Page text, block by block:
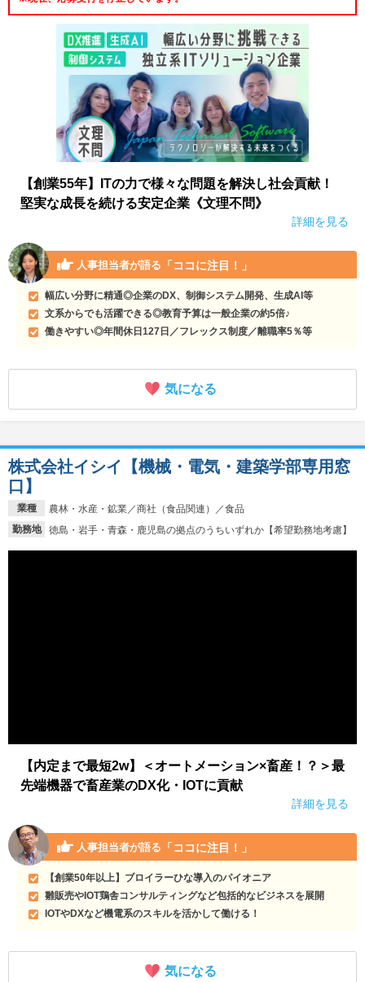
【創業55年】ITの力で様々な問題を解決し社会貢献！
堅実な成長を続ける安定企業《文理不問》
詳細を見る
人事担当者が語る 「ココに注目！」
幅広い分野に精通◎企業のDX、制御システム開発、生成AI等
文系からでも活躍できる◎教育予算は一般企業の約5倍♪
働きやすい◎年間休日127日／フレックス制度／離職率5％等
気になる
業種
農林・水産・鉱業／商社（食品関連）／食品
勤務地
徳島・岩手・青森・鹿児島の拠点のうちいずれか【希望勤務地考慮】
株式会社イシイ【機械・電気・建築学部専用窓
口】
【内定まで最短2w】＜オートメーション×畜産！？＞最
先端機器で畜産業のDX化・IOTに貢献
詳細を見る
人事担当者が語る 「ココに注目！」
【創業50年以上】ブロイラーひな導入のパイオニア
雛販売やIOT鶏舎コンサルティングなど包括的なビジネスを展開
IOTやDXなど機電系のスキルを活かして働ける！
気になる